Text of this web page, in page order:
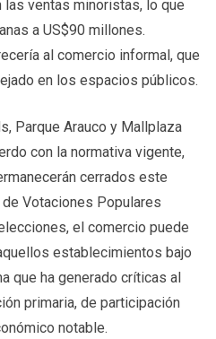
las ventas minoristas, lo que
a US$90 millones.
al comercio informal, que
en los espacios públicos.
Parque Arauco y Mallplaza
con la normativa vigente,
cerrados este
Votaciones Populares
el comercio puede
establecimientos bajo
que ha generado críticas al
primaria, de participación
notable.